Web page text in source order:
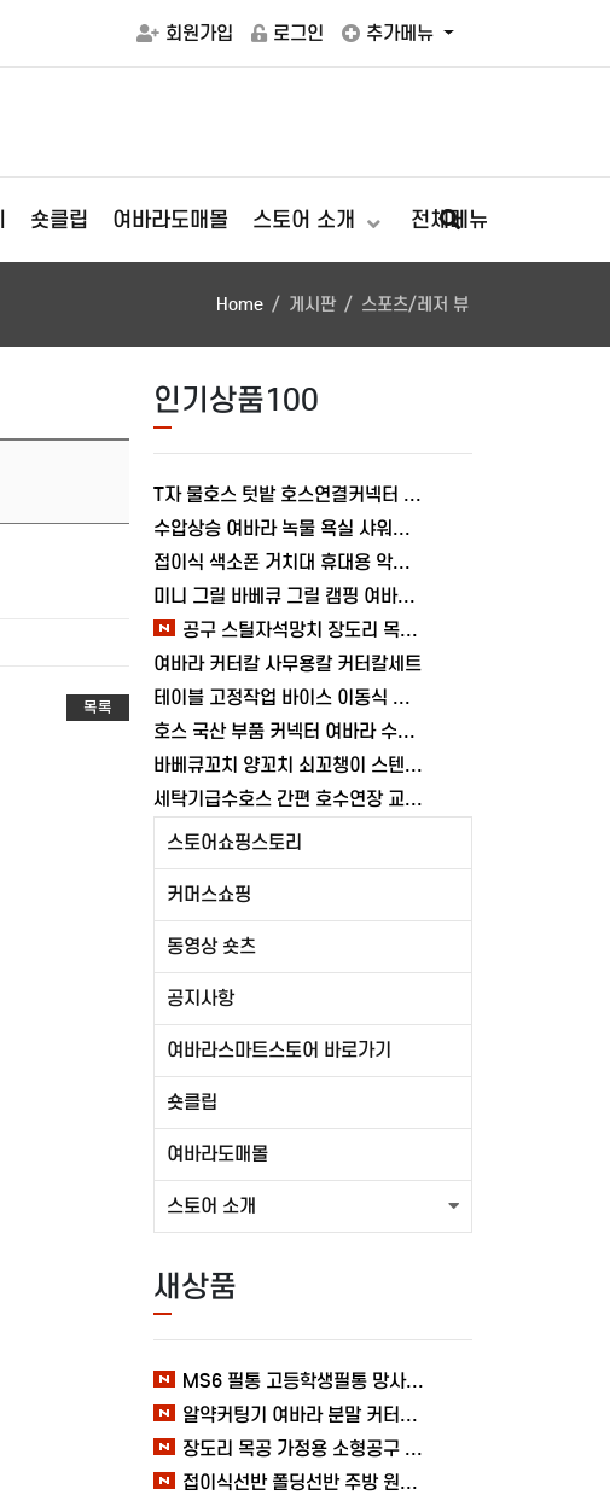
회원가입 로그인 추가메뉴
숏클립 여바라도매몰 스토어 소개 전체메뉴
Home 게시판 스포츠/레저 뷰
목록
인기상품100
T자 물호스 텃밭 호스연결커넥터 부품 16mm 여바라 연결탭 농장
수압상승 여바라 녹물 욕실 샤워기헤드 절수 정수 샤워기 수전 국산
접이식 색소폰 거치대 휴대용 악기 스탠드 논슬립 고무패킹
미니 그릴 바베큐 그릴 캠핑 여바라 원통형 휴대용 화로대 숯불
공구 스틸자석망치 장도리 목공 쇠망치 캠핑 목수 가정용 빠루 여바라
여바라 커터칼 사무용칼 커터칼세트
테이블 고정작업 바이스 이동식 탁상바이스 다양한 가공 목공 80MM 클램프 여바라
호스 국산 부품 커넥터 여바라 수도꼭지 물호스 연결탭 어댑터
바베큐꼬치 양꼬치 쇠꼬챙이 스텐 캠핑 보관 10개 세트 구이 파우치포함 여바라
세탁기급수호스 간편 호수연장 교체용 어댑터 연장캡 연결 부속
스토어쇼핑스토리
커머스쇼핑
동영상 숏츠
공지사항
여바라스마트스토어 바로가기
숏클립
여바라도매몰
스토어 소개
새상품
MS6 필통 고등학생필통 망사 여바라 투명 다용도 메쉬 파우치
알약커팅기 여바라 분말 커터기 절단기 분쇄기 보관함 알약가위
장도리 목공 가정용 소형공구 캠핑 손망치 휴대용 미니망치 여바라
접이식선반 폴딩선반 주방 원터치 여바라 4단, 이동식 베란다 팬트리 72x34x126.5cm, 수납 블랙